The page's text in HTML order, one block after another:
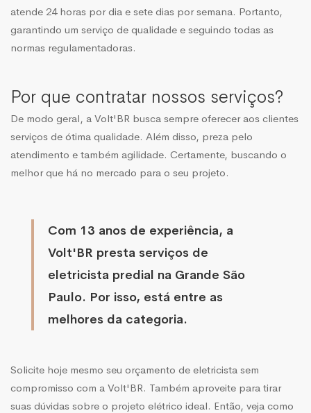
atende 24 horas por dia e sete dias por semana. Portanto,
garantindo um serviço de qualidade e seguindo todas as
normas regulamentadoras.
Por que contratar nossos serviços?
De modo geral, a Volt'BR busca sempre oferecer aos clientes
serviços de ótima qualidade. Além disso, preza pelo
atendimento e também agilidade. Certamente, buscando o
melhor que há no mercado para o seu projeto.
Com 13 anos de experiência, a
Volt'BR presta serviços de
eletricista predial na Grande São
Paulo. Por isso, está entre as
melhores da categoria.
Solicite hoje mesmo seu orçamento de eletricista sem
compromisso com a Volt'BR. Também aproveite para tirar
suas dúvidas sobre o projeto elétrico ideal. Então, veja como